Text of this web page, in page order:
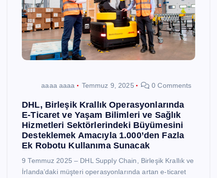
aaaa aaaa Temmuz 9, 2025 0 Comments
DHL, Birleşik Krallık Operasyonlarında
E-Ticaret ve Yaşam Bilimleri ve Sağlık
Hizmetleri Sektörlerindeki Büyümesini
Desteklemek Amacıyla 1.000’den Fazla
Ek Robotu Kullanıma Sunacak
9 Temmuz 2025 – DHL Supply Chain, Birleşik Krallık ve
İrlanda’daki müşteri operasyonlarında artan e-ticaret